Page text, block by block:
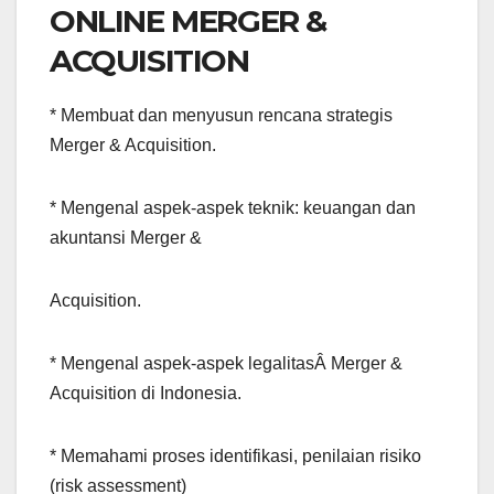
ONLINE MERGER &
ACQUISITION
* Membuat dan menyusun rencana strategis
Merger & Acquisition.
* Mengenal aspek-aspek teknik: keuangan dan
akuntansi Merger &
Acquisition.
* Mengenal aspek-aspek legalitasÂ Merger &
Acquisition di Indonesia.
* Memahami proses identifikasi, penilaian risiko
(risk assessment)